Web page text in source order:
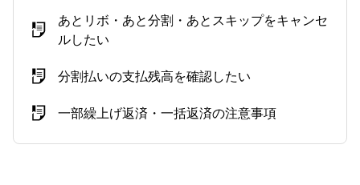
あとリボ・あと分割・あとスキップをキャンセ
ルしたい
分割払いの支払残高を確認したい
一部繰上げ返済・一括返済の注意事項